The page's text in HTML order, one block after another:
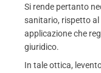
Si rende pertanto
sanitario, rispetto
applicazione che
giuridico.
In tale ottica,